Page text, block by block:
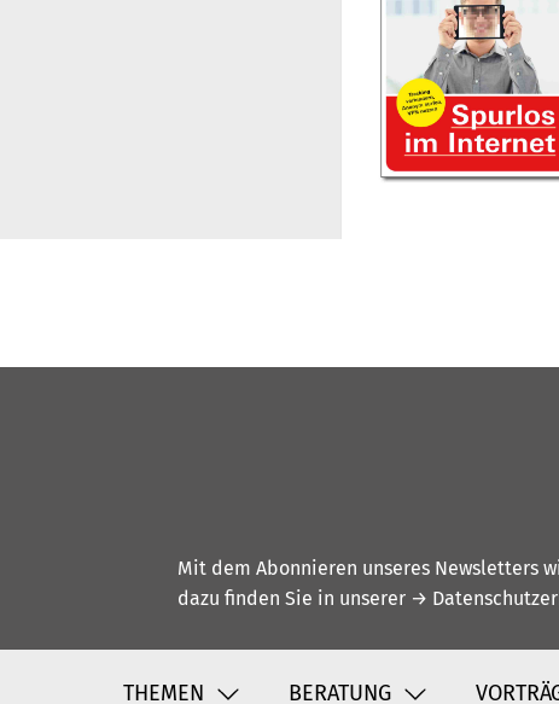
Mit dem Abonnieren unseres Newsletters
dazu finden Sie in unserer →
THEMEN BERATUNG